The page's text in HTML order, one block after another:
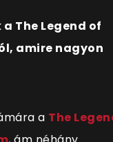
The Legend of
amire nagyon
a The